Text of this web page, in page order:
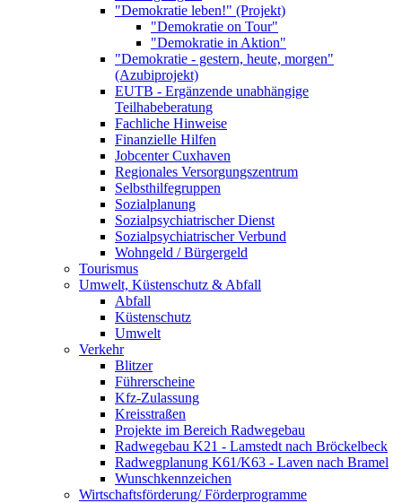
"Demokratie leben!" (Projekt)
"Demokratie on Tour"
"Demokratie in Aktion"
"Demokratie - gestern, heute, morgen"
(Azubiprojekt)
EUTB - Ergänzende unabhängige
Teilhabeberatung
Fachliche Hinweise
Finanzielle Hilfen
Jobcenter Cuxhaven
Regionales Versorgungszentrum
Selbsthilfegruppen
Sozialplanung
Sozialpsychiatrischer Dienst
Sozialpsychiatrischer Verbund
Wohngeld / Bürgergeld
Tourismus
Umwelt, Küstenschutz & Abfall
Abfall
Küstenschutz
Umwelt
Verkehr
Blitzer
Führerscheine
Kfz-Zulassung
Kreisstraßen
Projekte im Bereich Radwegebau
Radwegebau K21 - Lamstedt nach Bröckelbeck
Radwegplanung K61/K63 - Laven nach Bramel
Wunschkennzeichen
Wirtschaftsförderung/ Förderprogramme